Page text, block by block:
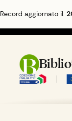
Record aggiornato il: